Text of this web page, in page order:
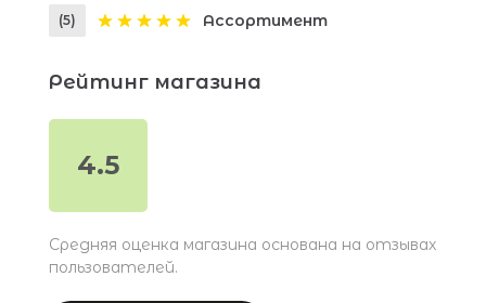
Рейтинг магазина
4.5
Средняя оценка магазина основана на отзывах
пользователей.
Ассортимент
(5)